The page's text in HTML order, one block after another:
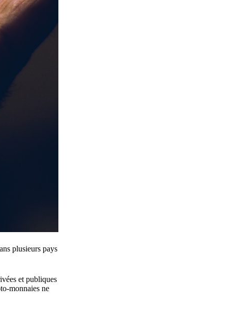
plusieurs pays
et publiques
monnaies ne